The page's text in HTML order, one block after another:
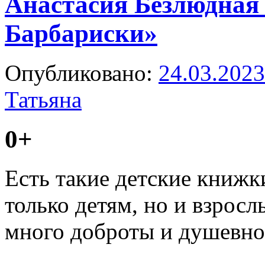
Барбариски»
Опубликовано: 24.03.2023
Татьяна
0+
Есть такие детские
только детям, но и
много доброты и